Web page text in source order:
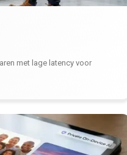
met lage latency voor